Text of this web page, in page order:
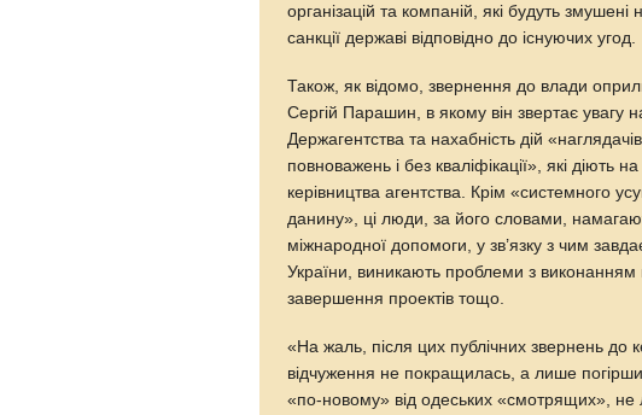
організацій та компаній, які будуть
санкції державі відповідно до існуючих угод.
Також, як відомо, звернення до влади
Сергій Парашин, в якому він звертає увагу
Держагентства та нахабність дій
повноважень і без кваліфікації», які діють
керівництва агентства. Крім «системного
данину», ці люди, за його словами,
міжнародної допомоги, у зв’язку з чим
України, виникають проблеми з виконанням
завершення проектів тощо.
«На жаль, після цих публічних звернень до
відчуження не покращилась, а лише
«по-новому» від одеських «смотрящих»,